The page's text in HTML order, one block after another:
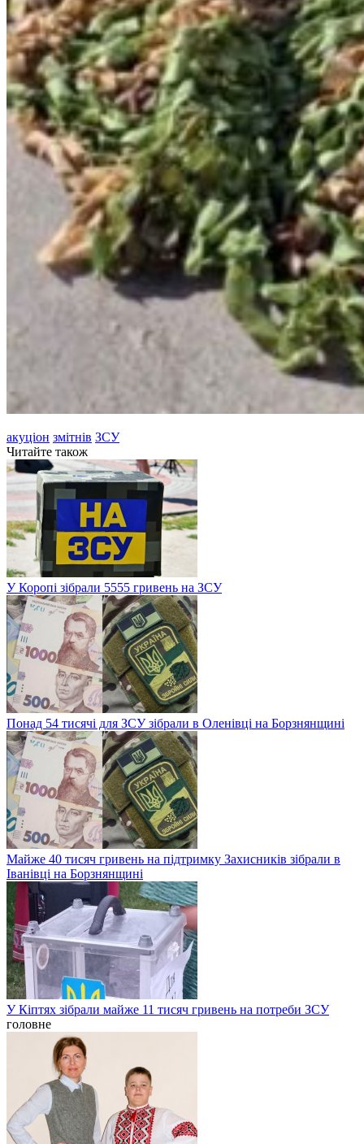
акуціон змітнів ЗСУ
Читайте також
У Коропі зібрали 5555 гривень на ЗСУ
Понад 54 тисячі для ЗСУ зібрали в Оленівці на Борзнянщині
Майже 40 тисяч гривень на підтримку Захисників зібрали в
Іванівці на Борзнянщині
У Кіптях зібрали майже 11 тисяч гривень на потреби ЗСУ
головне